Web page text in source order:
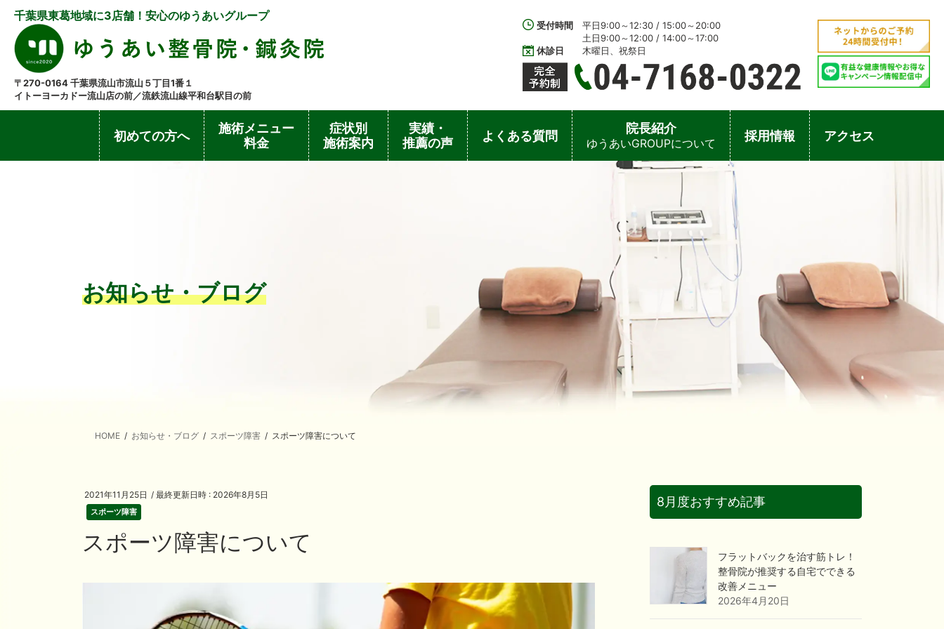
千葉県東葛地域に3店舗！安心のゆうあいグループ
〒270-0164 千葉県流山市流山５丁目1番１
イトーヨーカドー流山店の前／流鉄流山線平和台駅目の前
受付時間
平日9:00～12:30 / 15:00～20:00
土日9:00～12:00 / 14:00～17:00
休診日
木曜日、祝祭日
初めての方へ
施術メニュー
料金
症状別
施術案内
実績・
推薦の声
よくある質問 院長紹介
ゆうあいGROUPについて
採用情報 アクセス
お知らせ・ブログ
HOME お知らせ・ブログ スポーツ障害 スポーツ障害について
2021年11月25日 / 最終更新日時 : 2026年8月5日
スポーツ障害
スポーツ障害について
8月度おすすめ記事
フラットバックを治す筋トレ！
整骨院が推奨する自宅でできる
改善メニュー
2026年4月20日